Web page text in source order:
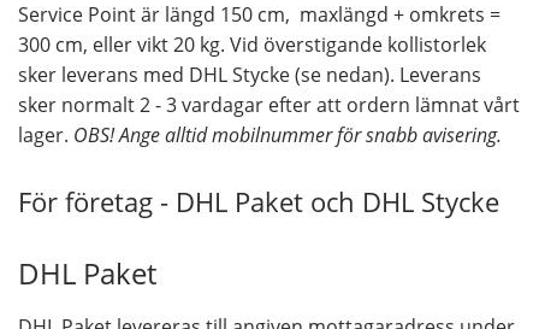
Service Point är längd 150 cm, maxlängd + omkrets =
300 cm, eller vikt 20 kg. Vid överstigande kollistorlek
sker leverans med DHL Stycke (se nedan). Leverans
sker normalt 2 - 3 vardagar efter att ordern lämnat vårt
lager. OBS! Ange alltid mobilnummer för snabb avisering.
För företag - DHL Paket och DHL Stycke
DHL Paket